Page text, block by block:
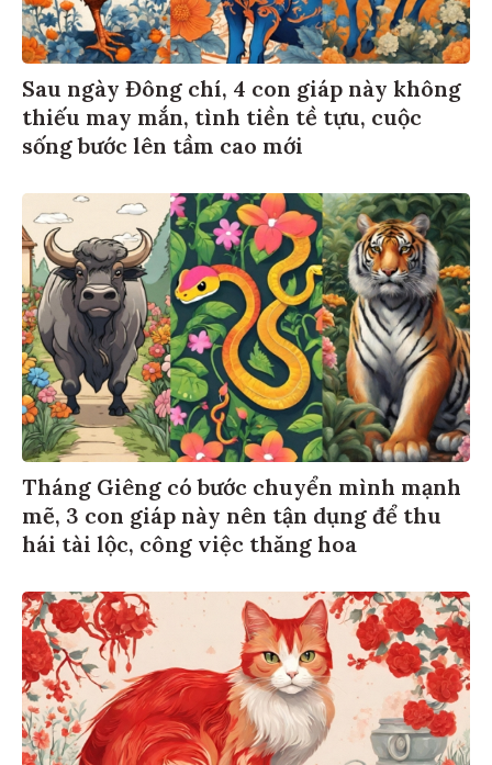
Sau ngày Đông chí, 4 con giáp này không
thiếu may mắn, tình tiền tề tựu, cuộc
sống bước lên tầm cao mới
Tháng Giêng có bước chuyển mình mạnh
mẽ, 3 con giáp này nên tận dụng để thu
hái tài lộc, công việc thăng hoa